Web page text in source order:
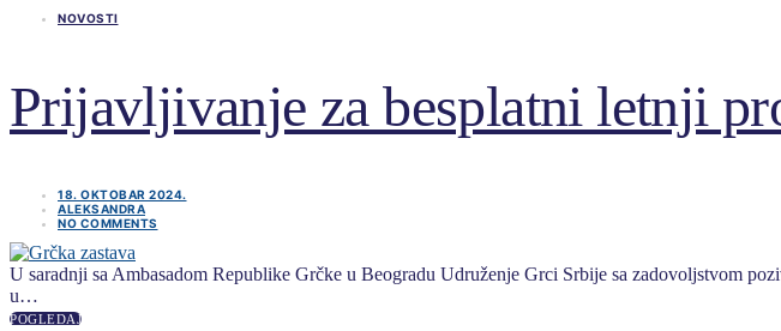
NOVOSTI
Prijavljivanje za besplatni letnji
18. OKTOBAR 2024.
ALEKSANDRA
NO COMMENTS
U saradnji sa Ambasadom Republike Grčke u Beogradu Udruženje Grci Srbije sa zadovoljstvom
u…
POGLEDAJ